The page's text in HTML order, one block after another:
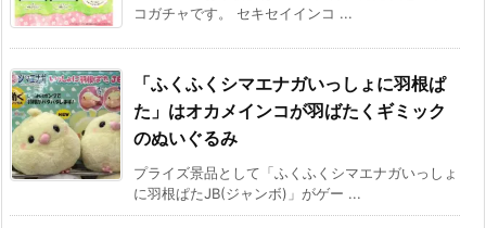
コガチャです。 セキセイインコ ...
「ふくふくシマエナガいっしょに羽根ぱ
た」はオカメインコが羽ばたくギミック
のぬいぐるみ
プライズ景品として「ふくふくシマエナガいっしょ
に羽根ぱたJB(ジャンボ)」がゲー ...